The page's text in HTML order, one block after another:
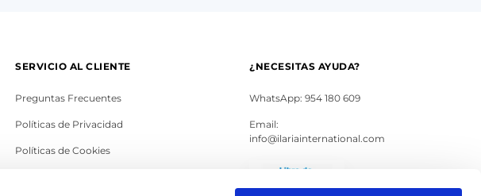
SERVICIO AL CLIENTE
Preguntas Frecuentes
Políticas de Privacidad
Políticas de Cookies
¿NECESITAS AYUDA?
WhatsApp: 954 180 609
Email:
info@ilariainternational.com